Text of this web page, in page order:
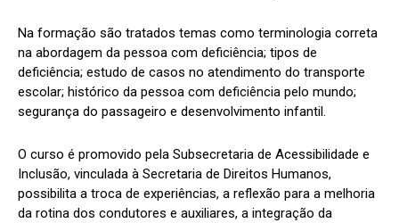
Na formação são tratados temas como terminologia correta
na abordagem da pessoa com deficiência; tipos de
deficiência; estudo de casos no atendimento do transporte
escolar; histórico da pessoa com deficiência pelo mundo;
segurança do passageiro e desenvolvimento infantil.
O curso é promovido pela Subsecretaria de Acessibilidade e
Inclusão, vinculada à Secretaria de Direitos Humanos,
possibilita a troca de experiências, a reflexão para a melhoria
da rotina dos condutores e auxiliares, a integração da